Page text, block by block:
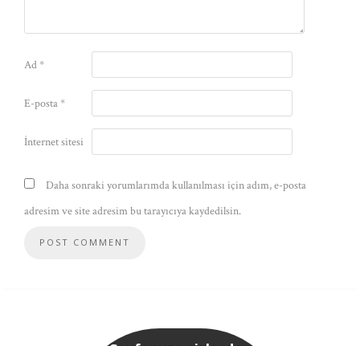
Ad*
E-posta*
İnternet sitesi
Daha sonraki yorumlarımda kullanılması için adım, e-posta
adresim ve site adresim bu tarayıcıya kaydedilsin.